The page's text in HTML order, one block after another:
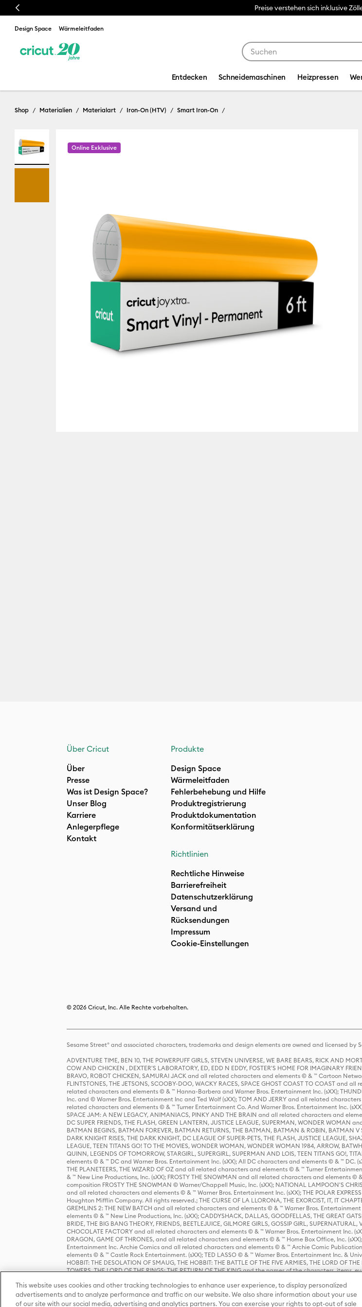
Previous Preise verstehen sich inklusive
Design Space Wärmeleitfaden
Entdecken Schneidemaschinen Heizpressen
Shop Materialien Materialart Iron-On (HTV) Smart Iron-On
Online Exklusive
Über Cricut
Über
Presse
Was ist Design Space?
Unser Blog
Karriere
Anlegerpflege
Kontakt
Produkte
Design Space
Wärmeleitfaden
Fehlerbehebung und Hilfe
Produktregistrierung
Produktdokumentation
Konformitätserklärung
Richtlinien
Rechtliche Hinweise
Barrierefreiheit
Datenschutzerklärung
Versand und
Rücksendungen
Impressum
Cookie-Einstellungen
© 2026 Cricut, Inc. Alle Rechte vorbehalten.
Sesame Street® and associated characters, trademarks and design elements are owned and licensed by
ADVENTURE TIME, BEN 10, THE POWERPUFF GIRLS, STEVEN UNIVERSE, WE BARE BEARS, RICK AND
COW AND CHICKEN , DEXTER'S LABORATORY, ED, EDD N EDDY, FOSTER'S HOME FOR IMAGINARY
BRAVO, ROBOT CHICKEN, SAMURAI JACK and all related characters and elements © & ™ Cartoon
FLINTSTONES, THE JETSONS, SCOOBY-DOO, WACKY RACES, SPACE GHOST COAST TO COAST
related characters and elements © & ™ Hanna-Barbera and Warner Bros. Entertainment Inc. (sXX);
Inc. and © Warner Bros. Entertainment Inc and Ted Wolf (sXX); TOM AND JERRY and all related
related characters and elements © & ™ Turner Entertainment Co. And Warner Bros. Entertainment Inc. (sXX);
SPACE JAM: A NEW LEGACY, ANIMANIACS, PINKY AND THE BRAIN and all related characters and
DC SUPER FRIENDS, THE FLASH, GREEN LANTERN, JUSTICE LEAGUE, SUPERMAN, WONDER
BATMAN BEGINS, BATMAN FOREVER, BATMAN RETURNS, THE BATMAN, BATMAN & ROBIN, BATMAN
DARK KNIGHT RISES, THE DARK KNIGHT, DC LEAGUE OF SUPER-PETS, THE FLASH, JUSTICE LEAGUE,
LEAGUE, TEEN TITANS GO! TO THE MOVIES, WONDER WOMAN, WONDER WOMAN 1984, ARROW,
QUINN, LEGENDS OF TOMORROW, STARGIRL, SUPERGIRL, SUPERMAN AND LOIS, TEEN TITANS GO!,
elements © & ™ DC and Warner Bros. Entertainment Inc. (sXX); All DC characters and elements © & ™ DC.
THE PLANETEERS, THE WIZARD OF OZ and all related characters and elements © & ™ Turner
& ™ New Line Productions, Inc. (sXX); FROSTY THE SNOWMAN and all related characters and elements
composition FROSTY THE SNOWMAN © Warner/Chappell Music, Inc. (sXX); NATIONAL LAMPOON'S
and all related characters and elements © & ™ Warner Bros. Entertainment Inc. (sXX); THE POLAR
Houghton Mifflin Company. All rights reserved.; THE CURSE OF LA LLORONA, THE EXORCIST, IT, IT
GREMLINS 2: THE NEW BATCH and all related characters and elements © & ™ Warner Bros.
elements © & ™ New Line Productions, Inc. (sXX); CADDYSHACK, DALLAS, GOODFELLAS, THE GREAT
BRIDE, THE BIG BANG THEORY, FRIENDS, BEETLEJUICE, GILMORE GIRLS, GOSSIP GIRL,
CHOCOLATE FACTORY and all related characters and elements © & ™ Warner Bros. Entertainment Inc.
DRAGON, GAME OF THRONES, and all related characters and elements © & ™ Home Box Office, Inc.
Entertainment Inc. Archie Comics and all related characters and elements © & ™ Archie Comic
elements © & ™ Castle Rock Entertainment. (sXX); TED LASSO © & ™ Warner Bros. Entertainment Inc. &
HOBBIT: THE DESOLATION OF SMAUG, THE HOBBIT: THE BATTLE OF THE FIVE ARMIES, THE LORD OF
TOWERS, THE LORD OF THE RINGS: THE RETURN OF THE KING and the names of the characters,
Warner Bros. Entertainment Inc. (sXX); WIZARDING WORLD and all related trademarks, characters,
Entertainment Inc. All rights reserved.
This website uses cookies and other tracking technologies to enhance user experience, to display personalized
advertisements and to analyze performance and traffic on our website. We also share information about your use
of our site with our social media, advertising and analytics partners. You can exercise your rights to opt-out of sale